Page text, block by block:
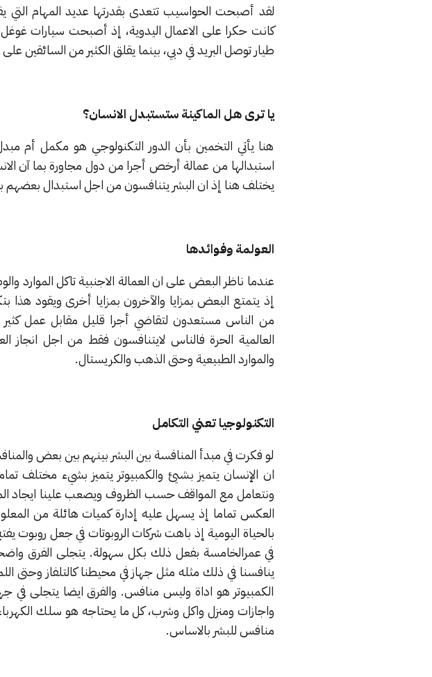
لقد أصبحت الحواسيب تتعدى بقدرتها عديد المهام التي
كانت حكرا على الاعمال اليدوية، إذ أصبحت سيارات غوغل
طيار توصل البريد في دبي، بينما يقلق الكثير من السائقين
يا ترى هل الماكينة ستستبدل الانسان؟
هنا يأتي التخمين بأن الدور التكنولوجي هو مكمل أم
استبدالها من عمالة أرخص أجرا من دول مجاورة بما آن
يختلف هنا إذ ان البشر يتنافسون من اجل استبدال بعضهم
العولمة وفوائدها
عندما ناظر البعض على ان العمالة الاجنبية تاكل الموارد
إذ يتمتع البعض بمزايا والآخرون بمزايا أخرى ويقود هذا
من الناس مستعدون لتقاضي أجرا قليل مقابل عمل كثير
العالمية الحرة فالناس لايتنافسون فقط من اجل انجاز
والموارد الطبيعية وحتى الذهب والكريستال.
التكنولوجيا تعني التكامل
لو فكرت في مبدأ المنافسة بين البشر بينهم بين بعض
ان الإنسان يتميز بشيئ والكمبيوتر يتميز بشيء مختلف
ونتعامل مع المواقف حسب الظروف ويصعب علينا ايجاد
العكس تماما إذ يسهل عليه إدارة كميات هائلة من
بالحياة اليومية إذ باهت شركات الروبوتات في جعل روبوت
في عمرالخامسة بفعل ذلك بكل سهولة. يتجلى الفرق واضحا
ينافسنا في ذلك مثله مثل جهاز في محيطنا كالتلفاز وحتى
الكمبيوتر هو اداة وليس منافس. والفرق ايضا يتجلى في
واجازات ومنزل واكل وشرب، كل ما يحتاجه هو سلك
منافس للبشر بالاساس.